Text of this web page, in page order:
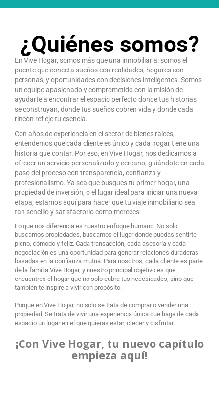
¿Quiénes somos?
En Vive Hogar, somos más que una inmobiliaria: somos el
puente que conecta sueños con realidades, hogares con
personas, y oportunidades con decisiones inteligentes. Somos
un equipo apasionado y comprometido con la misión de
ayudarte a encontrar el espacio perfecto donde tus historias
se construyan, donde tus sueños cobren vida y donde cada
rincón refleje tu esencia.
Con años de experiencia en el sector de bienes raíces,
entendemos que cada cliente es único y cada hogar tiene una
historia que contar. Por eso, en Vive Hogar, nos dedicamos a
ofrecer un servicio personalizado y cercano, guiándote en cada
paso del proceso con transparencia, confianza y
profesionalismo. Ya sea que busques tu primer hogar, una
propiedad de inversión, o el lugar ideal para iniciar una nueva
etapa, estamos aquí para hacer que tu viaje inmobiliario sea
tan sencillo y satisfactorio como mereces.
Lo que nos diferencia es nuestro enfoque humano. No solo
buscamos propiedades, buscamos el lugar donde puedas sentirte
pleno, cómodo y feliz. Cada transacción, cada asesoría y cada
negociación es una oportunidad para generar relaciones duraderas
basadas en la confianza mutua. Para nosotros, cada cliente es parte
de la familia Vive Hogar, y nuestro principal objetivo es que
encuentres el hogar que no solo cubra tus necesidades, sino que
también te inspire a vivir con propósito.
Porque en Vive Hogar, no solo se trata de comprar o vender una
propiedad. Se trata de vivir una experiencia única que haga de cada
espacio un lugar en el que quieras estar, crecer y disfrutar.
¡Con Vive Hogar, tu nuevo capítulo
empieza aquí!